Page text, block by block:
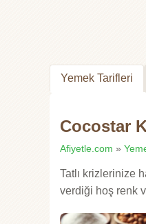
Yemek Tarifleri
Cocostar
Afiyetle.com »
Tatlı krizlerinize
verdiği hoş renk